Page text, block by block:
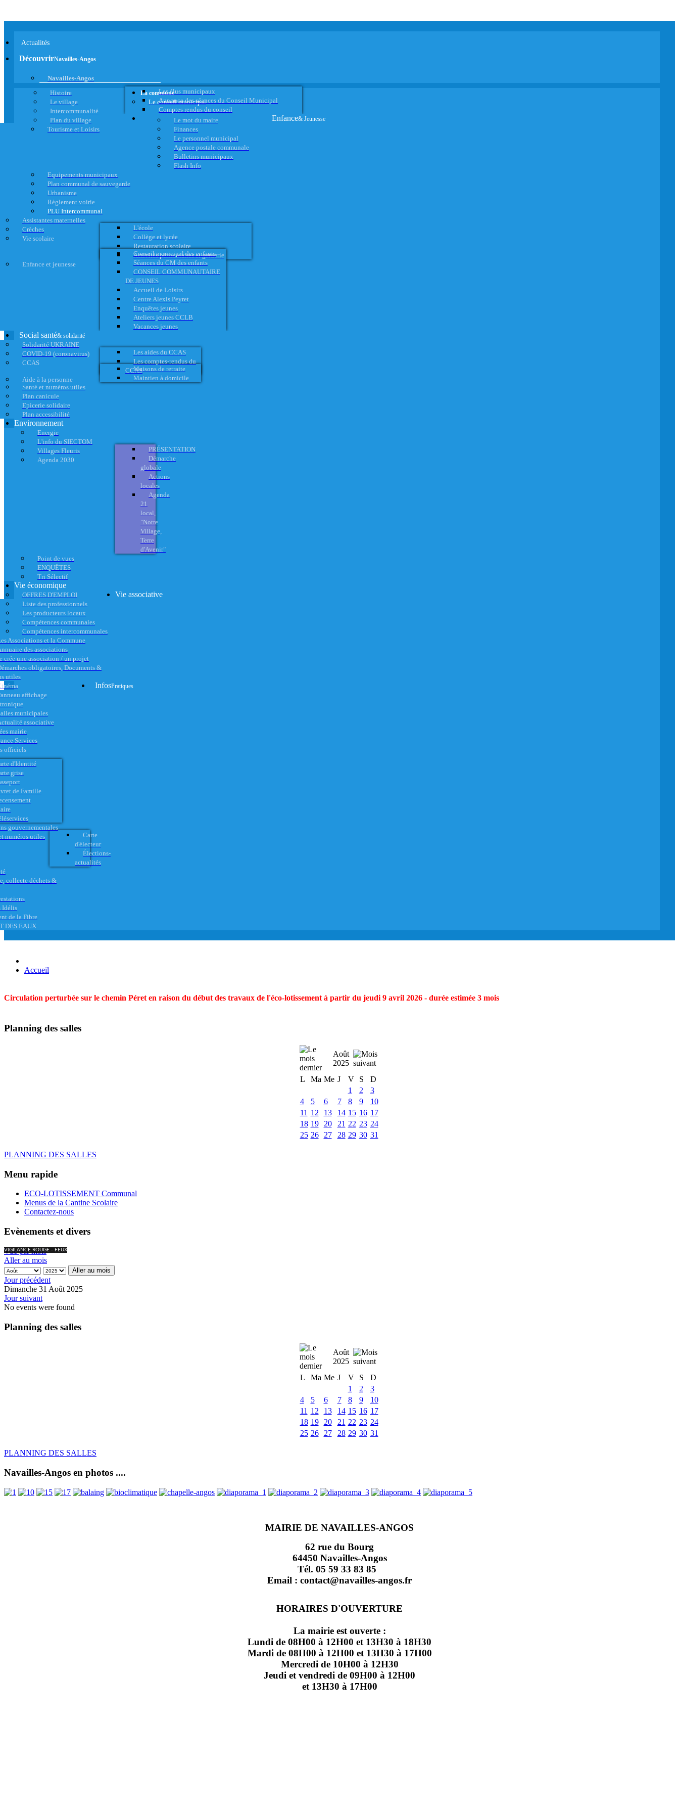
Actualités
DécouvrirNavailles-Angos
Navailles-Angos
Histoire
Le village
Intercommunalité
Plan du village
Tourisme et Loisirs
La commune
Le conseil municipal
Les élus municipaux
Annonce des séances du Conseil Municipal
Comptes rendus du conseil
Le mot du maire
Finances
Le personnel municipal
Agence postale communale
Bulletins municipaux
Flash Info
Equipements municipaux
Plan communal de sauvegarde
Urbanisme
Règlement voirie
PLU Intercommunal
Enfance& Jeunesse
Assistantes maternelles
Crèches
Vie scolaire
L'école
Collège et lycée
Restauration scolaire
Activités périscolaires et garderie
Enfance et jeunesse
Conseil municipal des enfants
Séances du CM des enfants
CONSEIL COMMUNAUTAIRE
DE JEUNES
Accueil de Loisirs
Centre Alexis Peyret
Enquêtes jeunes
Ateliers jeunes CCLB
Vacances jeunes
Social santé& solidarité
Solidarité UKRAINE
COVID-19 (coronavirus)
CCAS
Les aides du CCAS
Les comptes-rendus du
CCAS
Aide à la personne
Maisons de retraite
Maintien à domicile
Santé et numéros utiles
Plan canicule
Epicerie solidaire
Plan accessibilité
Environnement
Energie
L'info du SIECTOM
Villages Fleuris
Agenda 2030
PRÉSENTATION
Démarche
globale
Actions
locales
Agenda
21
local,
"Notre
Village,
Terre
d'Avenir"
Point de vues
ENQUÊTES
Tri Sélectif
Vie économique
OFFRES D'EMPLOI
Liste des professionnels
Les producteurs locaux
Compétences communales
Compétences intercommunales
Vie associative
Associations et la Commune
des associations
crée une association / un projet
obligatoires, Documents &
utiles
affichage
municipales
associative
InfosPratiques
mairie
Services
officiels
d'Identité
grise
de Famille
gouvernementales
numéros utiles
Carte
d'électeur
Élections-
actualités
collecte déchets &
Idélis
de la Fibre
DES EAUX
Accueil
Circulation perturbée sur le chemin Péret en raison du début des travaux de l'éco-lotissement à partir du jeudi 9 avril 2026 - durée estimée 3 mois
Planning des salles
Août
2025
L
Ma Me J V S
D
1
2
3
4
5 6 7 8 9
10
11 12 13 14 15 16 17
18 19 20 21 22 23 24
25 26 27 28 29 30 31
PLANNING DES SALLES
Menu rapide
ECO-LOTISSEMENT Communal
Menus de la Cantine Scolaire
Contactez-nous
Evènements et divers
VIGILANCE ROUGE - FEUX
Vue par mois
Aller au mois
Aller au mois
Jour précédent
Dimanche 31 Août 2025
Jour suivant
No events were found
Planning des salles
Août
2025
L
Ma Me J V S
D
1
2
3
4
5 6 7 8 9
10
11 12 13 14 15 16 17
18 19 20 21 22 23 24
25 26 27 28 29 30 31
PLANNING DES SALLES
Navailles-Angos en photos ....
MAIRIE DE NAVAILLES-ANGOS
62 rue du Bourg
64450 Navailles-Angos
Tél. 05 59 33 83 85
Email : contact@navailles-angos.fr
HORAIRES D'OUVERTURE
La mairie est ouverte :
Lundi de 08H00 à 12H00 et 13H30 à 18H30
Mardi de 08H00 à 12H00 et 13H30 à 17H00
Mercredi de 10H00 à 12H30
Jeudi et vendredi de 09H00 à 12H00
et 13H30 à 17H00